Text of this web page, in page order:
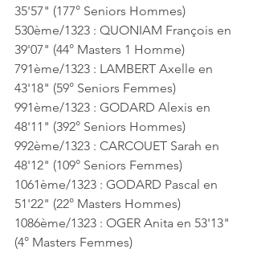
35'57" (177° Seniors Hommes)
530ème/1323 : QUONIAM François en
39'07" (44° Masters 1 Homme)
791ème/1323 : LAMBERT Axelle en
43'18" (59° Seniors Femmes)
991ème/1323 : GODARD Alexis en
48'11" (392° Seniors Hommes)
992ème/1323 : CARCOUET Sarah en
48'12" (109° Seniors Femmes)
1061ème/1323 : GODARD Pascal en
51'22" (22° Masters Hommes)
1086ème/1323 : OGER Anita en 53'13"
(4° Masters Femmes)